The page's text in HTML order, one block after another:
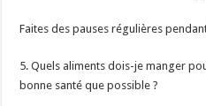
Faites des pauses régulières
5. Quels aliments dois-je manger
bonne santé que possible ?